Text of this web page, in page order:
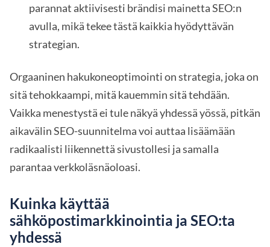
parannat aktiivisesti brändisi mainetta SEO:n
avulla, mikä tekee tästä kaikkia hyödyttävän
strategian.
Orgaaninen hakukoneoptimointi on strategia, joka on
sitä tehokkaampi, mitä kauemmin sitä tehdään.
Vaikka menestystä ei tule näkyä yhdessä yössä, pitkän
aikavälin SEO-suunnitelma voi auttaa lisäämään
radikaalisti liikennettä sivustollesi ja samalla
parantaa verkkoläsnäoloasi.
Kuinka käyttää
sähköpostimarkkinointia ja SEO:ta
yhdessä